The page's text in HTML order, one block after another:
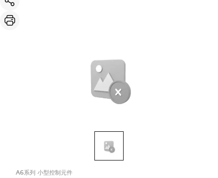
A6系列 小型控制元件